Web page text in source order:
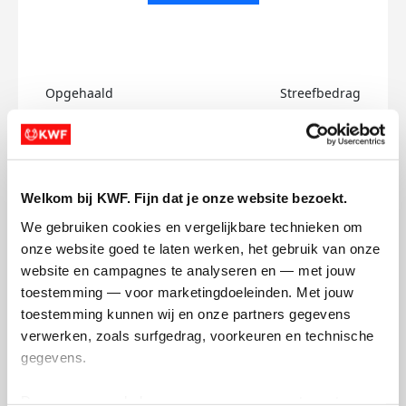
Welkom bij KWF. Fijn dat je onze website bezoekt.
We gebruiken cookies en vergelijkbare technieken om
onze website goed te laten werken, het gebruik van onze
website en campagnes te analyseren en — met jouw
toestemming — voor marketingdoeleinden. Met jouw
toestemming kunnen wij en onze partners gegevens
verwerken, zoals surfgedrag, voorkeuren en technische
gegevens.
Opgehaald Streefbedrag
Britt's badges